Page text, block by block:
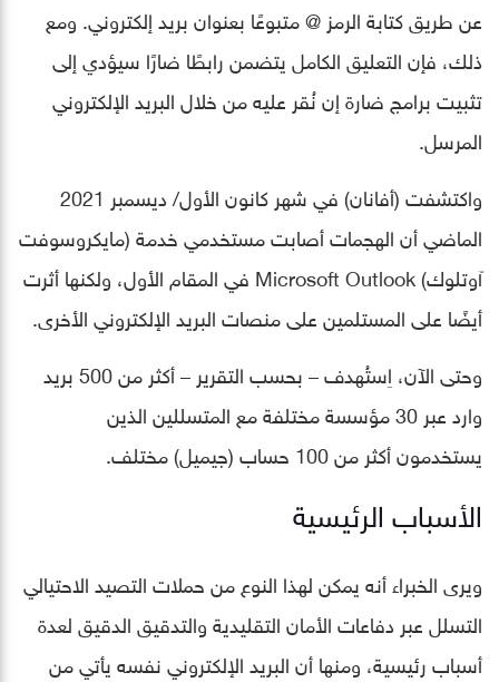
عن طريق كتابة الرمز @ متبوعًا بعنوان بريد إلكتروني. ومع
ذلك، فإن التعليق الكامل يتضمن رابطًا ضارًا سيؤدي إلى
تثبيت برامج ضارة إن نُقر عليه من خلال البريد الإلكتروني
المرسل.
واكتشفت (أفانان) في شهر كانون الأول/ ديسمبر 2021
الماضي أن الهجمات أصابت مستخدمي خدمة (مايكروسوفت
آوتلوك) Microsoft Outlook في المقام الأول، ولكنها أثرت
أيضًا على المستلمين على منصات البريد الإلكتروني الأخرى.
وحتى الآن، اِستُهدف – بحسب التقرير – أكثر من 500 بريد
وارد عبر 30 مؤسسة مختلفة مع المتسللين الذين
يستخدمون أكثر من 100 حساب (جيميل) مختلف.
الأسباب الرئيسية
ويرى الخبراء أنه يمكن لهذا النوع من حملات التصيد الاحتيالي
التسلل عبر دفاعات الأمان التقليدية والتدقيق الدقيق لعدة
أسباب رئيسية، ومنها أن البريد الإلكتروني نفسه يأتي من